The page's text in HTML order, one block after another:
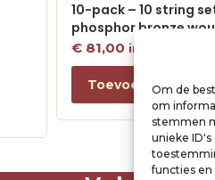
Om de
om
stemmen
unieke
functies
10-pack – 10 string
phosphor bronze
€81,00 incl. btw
Toevoegen aan